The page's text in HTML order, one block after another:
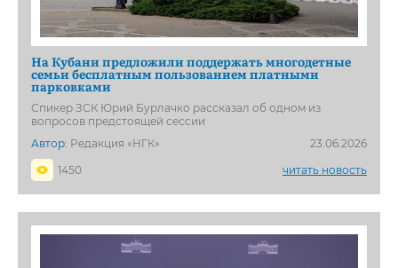
На Кубани предложили поддержать многодетные
семьи бесплатным пользованием платными
парковками
Спикер ЗСК Юрий Бурлачко рассказал об одном из
вопросов предстоящей сессии
Автор: Редакция «НГК»
23.06.2026
1450
читать новость